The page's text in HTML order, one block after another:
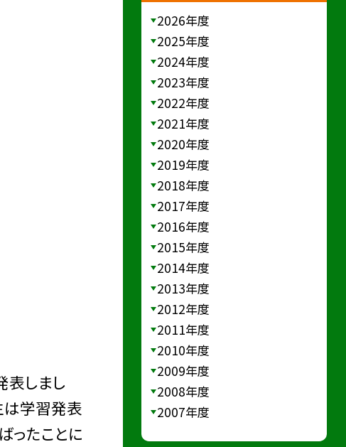
表しまし
は学習発表
ったことに
2026年度
2025年度
2024年度
2023年度
2022年度
2021年度
2020年度
2019年度
2018年度
2017年度
2016年度
2015年度
2014年度
2013年度
2012年度
2011年度
2010年度
2009年度
2008年度
2007年度